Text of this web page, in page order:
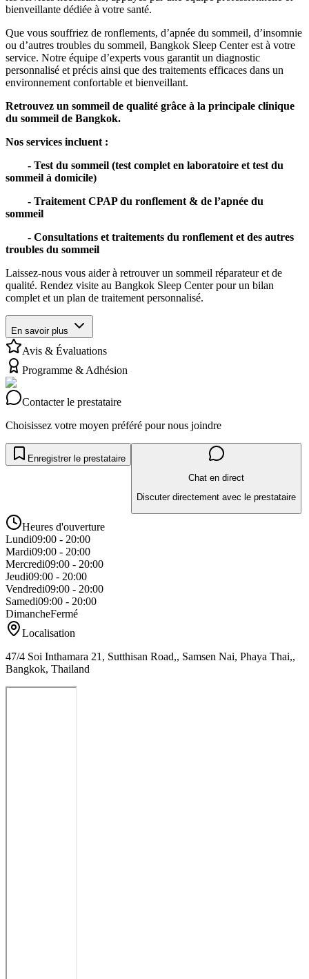
bienveillante dédiée à votre santé.
Que vous souffriez de ronflements, d’apnée du sommeil, d’insomnie
ou d’autres troubles du sommeil, Bangkok Sleep Center est à votre
service. Notre équipe d’experts vous garantit un diagnostic
personnalisé et précis ainsi que des traitements efficaces dans un
environnement confortable et bienveillant.
Retrouvez un sommeil de qualité grâce à la principale clinique
du sommeil de Bangkok.
Nos services incluent :
- Test du sommeil (test complet en laboratoire et test du
sommeil à domicile)
- Traitement CPAP du ronflement & de l’apnée du
sommeil
- Consultations et traitements du ronflement et des autres
troubles du sommeil
Laissez-nous vous aider à retrouver un sommeil réparateur et de
qualité. Rendez visite au Bangkok Sleep Center pour un bilan
complet et un plan de traitement personnalisé.
En savoir plus
Avis & Évaluations
Programme & Adhésion
Contacter le prestataire
Choisissez votre moyen préféré pour nous joindre
Enregistrer le prestataire
Chat en direct
Discuter directement avec le prestataire
Heures d'ouverture
Lundi09:00 - 20:00
Mardi09:00 - 20:00
Mercredi09:00 - 20:00
Jeudi09:00 - 20:00
Vendredi09:00 - 20:00
Samedi09:00 - 20:00
DimancheFermé
Localisation
47/4 Soi Inthamara 21, Sutthisan Road,, Samsen Nai, Phaya Thai,,
Bangkok, Thailand